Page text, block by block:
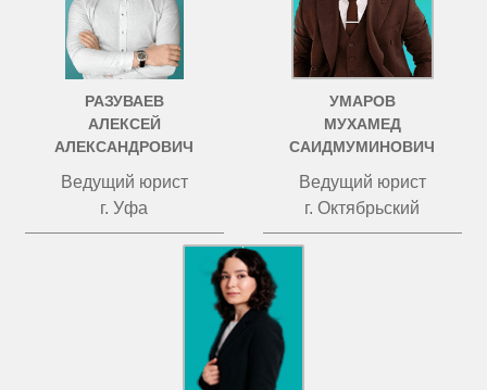
РАЗУВАЕВ
АЛЕКСЕЙ
АЛЕКСАНДРОВИЧ
Ведущий юрист
г. Уфа
УМАРОВ
МУХАМЕД
САИДМУМИНОВИЧ
Ведущий юрист
г. Октябрьский